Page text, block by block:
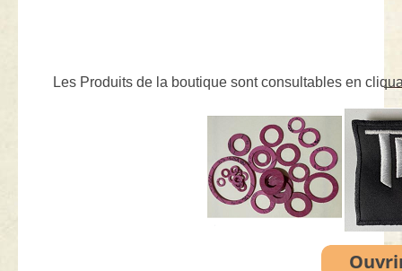
Les Produits de la boutique sont consultables en